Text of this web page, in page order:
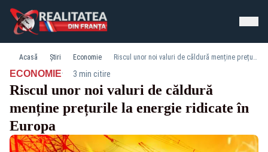
Acasă Știri Economie Riscul unor noi valuri de căldură menține prețurile la energie ridicate în Europa
ECONOMIE· 3 min citire
Riscul unor noi valuri de căldură
menține prețurile la energie ridicate în
Europa